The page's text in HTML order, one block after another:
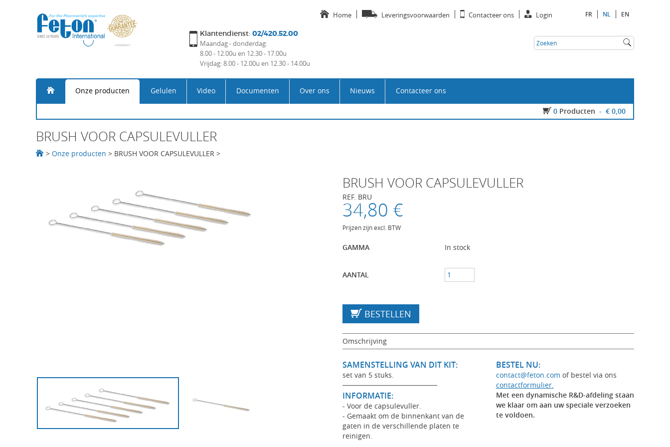
Home Leveringsvoorwaarden Contacteer ons Login FR NL EN
Klantendienst: 02/420.52.00
Maandag - donderdag:
8.00 - 12.00u en 12.30 - 17.00u
Vrijdag: 8.00 - 12.00u en 12.30 - 14.00u
Onze producten Gelulen Video Documenten Over ons Nieuws Contacteer ons
0 Producten - € 0,00
BRUSH VOOR CAPSULEVULLER
> Onze producten > BRUSH VOOR CAPSULEVULLER >
BRUSH VOOR CAPSULEVULLER
REF. BRU
34,80 €
Prijzen zijn excl. BTW
GAMMA In stock
AANTAL
BESTELLEN
Omschrijving
SAMENSTELLING VAN DIT KIT:
set van 5 stuks.
───────────────────
INFORMATIE:
- Voor de capsulevuller.
- Gemaakt om de binnenkant van de
gaten in de verschillende platen te
reinigen.
BESTEL NU:
contact@feton.com of bestel via ons
contactformulier.
Met een dynamische R&D-afdeling staan
we klaar om aan uw speciale verzoeken
te voldoen.